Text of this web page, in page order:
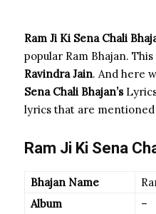
Ram Ji Ki Sena Chali
popular Ram Bhajan.
Ravindra Jain. And here
Sena Chali Bhajan’s
lyrics that are
Ram Ji Ki Sena
Bhajan Name
Album
–